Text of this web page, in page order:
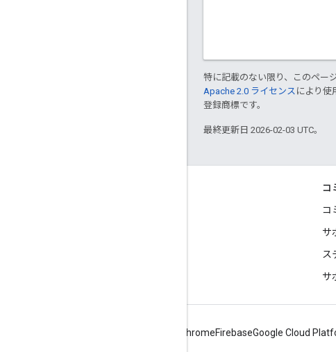
特に記載のない限り、このペー
Apache 2.0 ライセンス により使
登録商標です。
最終更新日 2026-02-03 UTC。
コ
コ
サ
ス
サ
ChromeFirebaseGoogle Cloud